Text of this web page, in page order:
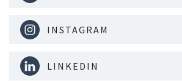
INSTAGRAM
LINKEDIN